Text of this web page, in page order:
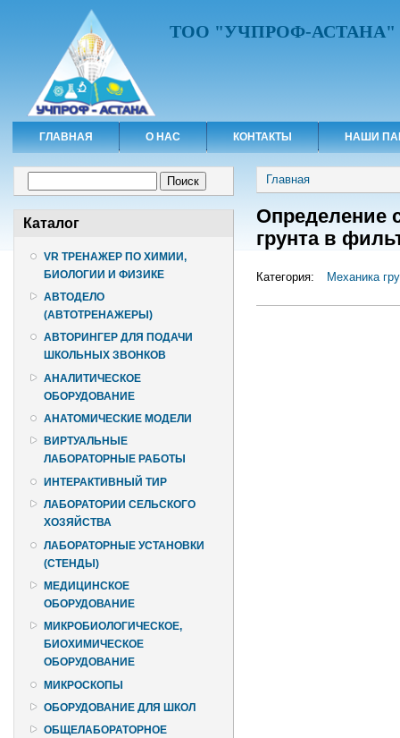
ТОО "УЧПРОФ-АСТАНА"
ГЛАВНАЯ О НАС КОНТАКТЫ НАШИ
Каталог
VR ТРЕНАЖЕР ПО ХИМИИ,
БИОЛОГИИ И ФИЗИКЕ
АВТОДЕЛО
(АВТОТРЕНАЖЕРЫ)
АВТОРИНГЕР ДЛЯ ПОДАЧИ
ШКОЛЬНЫХ ЗВОНКОВ
АНАЛИТИЧЕСКОЕ
ОБОРУДОВАНИЕ
АНАТОМИЧЕСКИЕ МОДЕЛИ
ВИРТУАЛЬНЫЕ
ЛАБОРАТОРНЫЕ РАБОТЫ
ИНТЕРАКТИВНЫЙ ТИР
ЛАБОРАТОРИИ СЕЛЬСКОГО
ХОЗЯЙСТВА
ЛАБОРАТОРНЫЕ УСТАНОВКИ
(СТЕНДЫ)
МЕДИЦИНСКОЕ
ОБОРУДОВАНИЕ
МИКРОБИОЛОГИЧЕСКОЕ,
БИОХИМИЧЕСКОЕ
ОБОРУДОВАНИЕ
МИКРОСКОПЫ
ОБОРУДОВАНИЕ ДЛЯ ШКОЛ
ОБЩЕЛАБОРАТОРНОЕ
Вы здесь
Главная
Определение
грунта в
Категория: Механика